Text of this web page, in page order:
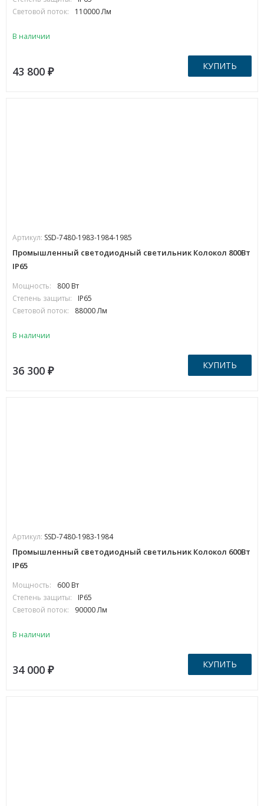
Световой поток:
110000 Лм
В наличии
43 800 ₽ КУПИТЬ
Артикул: SSD-7480-1983-1984-1985
Промышленный светодиодный светильник Колокол 800Вт
IP65
Мощность:
800 Вт
Степень защиты:
IP65
Световой поток:
88000 Лм
В наличии
36 300 ₽ КУПИТЬ
Артикул: SSD-7480-1983-1984
Промышленный светодиодный светильник Колокол 600Вт
IP65
Мощность:
600 Вт
Степень защиты:
IP65
Световой поток:
90000 Лм
В наличии
34 000 ₽ КУПИТЬ